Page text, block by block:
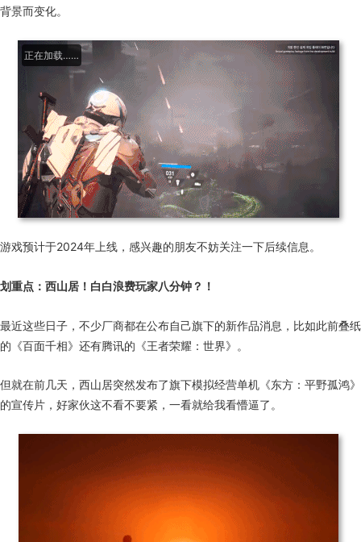
背景而变化。
正在加载……
游戏预计于2024年上线，感兴趣的朋友不妨关注一下后续信息。
划重点：西山居！白白浪费玩家八分钟？！
最近这些日子，不少厂商都在公布自己旗下的新作品消息，比如此前叠纸
的《百面千相》还有腾讯的《王者荣耀：世界》。
但就在前几天，西山居突然发布了旗下模拟经营单机《东方：平野孤鸿》
的宣传片，好家伙这不看不要紧，一看就给我看懵逼了。